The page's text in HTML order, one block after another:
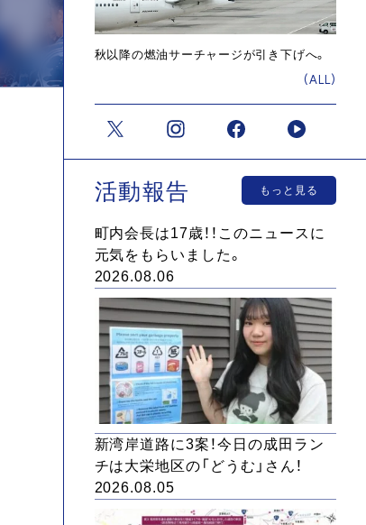
秋以降の燃油サーチャージが引き下げへ。
(ALL)
活動報告 もっと見る
町内会長は17歳！！このニュースに
元気をもらいました。
2026.08.06
新湾岸道路に3案！今日の成田ラン
チは大栄地区の「どうむ」さん！
2026.08.05